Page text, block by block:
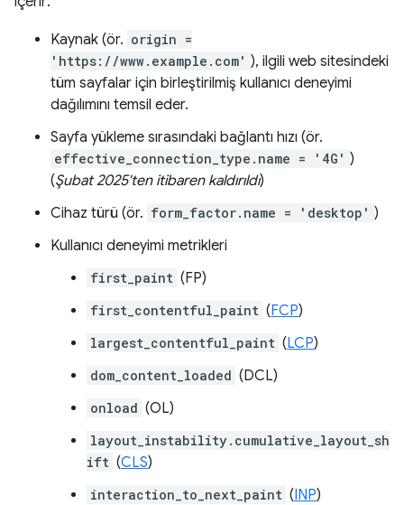
Kaynak (ör. origin =
'https://www.example.com' ), ilgili web sitesindeki
tüm sayfalar için birleştirilmiş kullanıcı deneyimi
dağılımını temsil eder.
Sayfa yükleme sırasındaki bağlantı hızı (ör.
effective_connection_type.name = '4G' )
(Şubat 2025'ten itibaren kaldırıldı)
Cihaz türü (ör. form_factor.name = 'desktop' )
Kullanıcı deneyimi metrikleri
first_paint (FP)
first_contentful_paint (FCP)
largest_contentful_paint (LCP)
dom_content_loaded (DCL)
onload (OL)
layout_instability.cumulative_layout_sh
ift (CLS)
interaction_to_next_paint (INP)